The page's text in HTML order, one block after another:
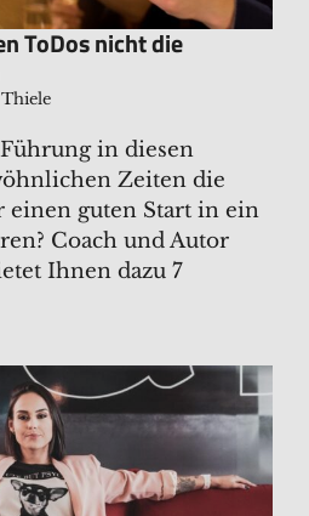
ToDos nicht die
in diesen
Zeiten die
guten Start in ein
Coach und Autor
Ihnen dazu 7